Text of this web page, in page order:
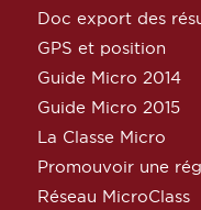
Doc export des
GPS et position
Guide Micro 2014
Guide Micro 2015
La Classe Micro
Promouvoir une
Réseau MicroClass